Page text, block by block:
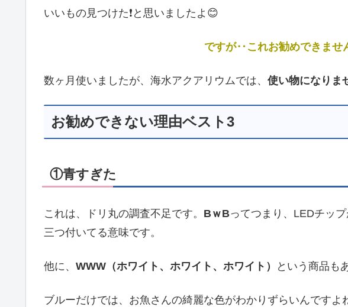
いいもの見つけた❗と思いましたよ😊
ですが‥これお勧めできませ
数ヶ月使いましたが、海水アクアリウムでは、 使い物になりま
お勧めできない理由ベスト3
①青すぎた
これは、ドリ丸の調査不足です。 BｗBってつまり、LEDチップ
三つ付いてる意味です。
他に、 WWW（ホワイト、ホワイト、ホワイト） という商品も
ブルーだけでは、お魚さんの綺麗な色がわかりずらいんですよ